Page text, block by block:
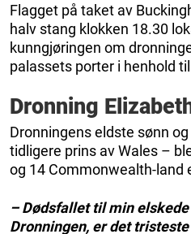
Flagget på taket av
halv stang klokken 18.30
kunngjøringen om
palassets porter i henhold
Dronning
Dronningens eldste sønn
tidligere prins av Wales –
og 14 Commonwealth-land
– Dødsfallet til min
Dronningen, er det